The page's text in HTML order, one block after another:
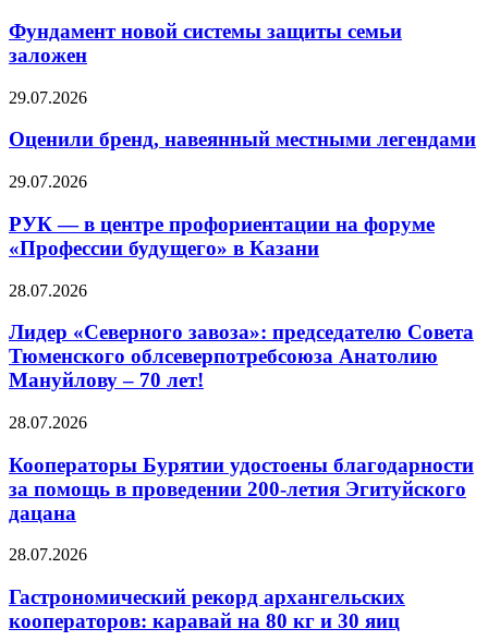
Фундамент новой системы защиты семьи
заложен
29.07.2026
Оценили бренд, навеянный местными легендами
29.07.2026
РУК — в центре профориентации на форуме
«Профессии будущего» в Казани
28.07.2026
Лидер «Северного завоза»: председателю Совета
Тюменского облсеверпотребсоюза Анатолию
Мануйлову – 70 лет!
28.07.2026
Кооператоры Бурятии удостоены благодарности
за помощь в проведении 200-летия Эгитуйского
дацана
28.07.2026
Гастрономический рекорд архангельских
кооператоров: каравай на 80 кг и 30 яиц